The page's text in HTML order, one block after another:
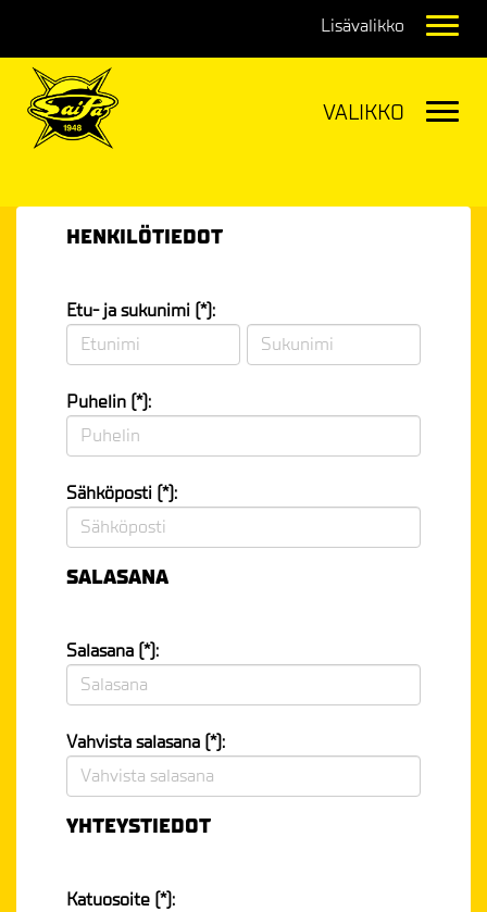
HENKILÖTIEDOT
Etu- ja sukunimi (*):
Puhelin (*):
Sähköposti (*):
SALASANA
Salasana (*):
Vahvista salasana (*):
YHTEYSTIEDOT
Katuosoite (*):